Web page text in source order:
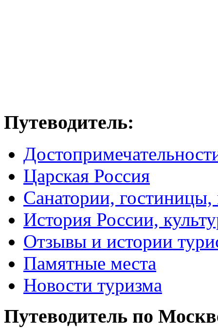
Путеводитель:
Царская Россия
Санатории, гостиницы,
История России,
Отзывы и истории
Памятные места
Новости туризма
Путеводитель по